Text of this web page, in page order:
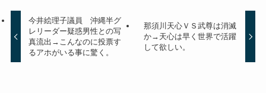
今井絵理子議員 沖縄半グ
レリーダー疑惑男性との写
真流出→こんなのに投票す
るアホがいる事に驚く。
那須川天心ＶＳ武尊は消滅
か→天心は早く世界で活躍
して欲しい。